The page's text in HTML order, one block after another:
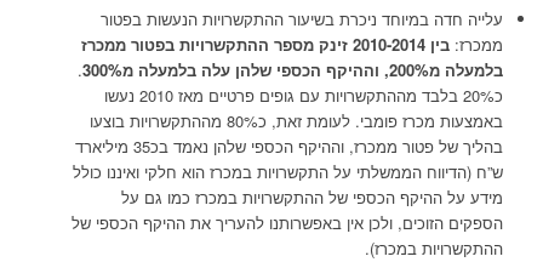
עלייה חדה במיוחד ניכרת בשיעור ההתקשרויות הנעשות בפטור
ממכרז:
בין 2010-2014 זינק מספר ההתקשרויות בפטור ממכרז
בלמעלה מ200%, וההיקף הכספי שלהן עלה בלמעלה מ300%
.
כ20% בלבד מההתקשרויות עם גופים פרטיים מאז 2010 נעשו
באמצעות מכרז פומבי. לעומת זאת, כ80% מההתקשרויות בוצעו
בהליך של פטור ממכרז, וההיקף הכספי שלהן נאמד בכ35 מיליארד
ש”ח (הדיווח הממשלתי על התקשרויות במכרז הוא חלקי ואיננו כולל
מידע על ההיקף הכספי של ההתקשרויות במכרז כמו גם על
הספקים הזוכים, ולכן אין באפשרותנו להעריך את ההיקף הכספי של
ההתקשרויות במכרז).